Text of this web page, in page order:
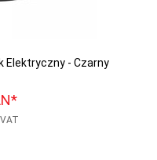
Elektryczny - Czarny